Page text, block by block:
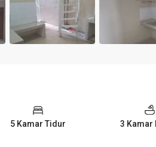
5 Kamar Tidur 3 Kamar